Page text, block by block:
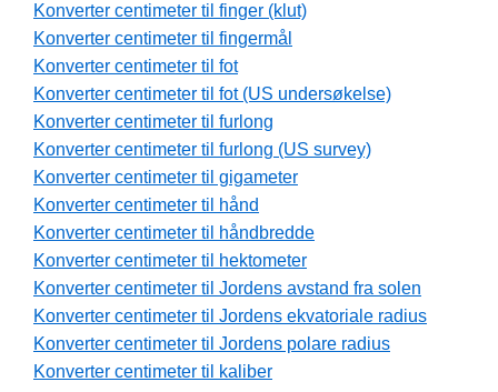
Konverter centimeter til finger (klut)
Konverter centimeter til fingermål
Konverter centimeter til fot
Konverter centimeter til fot (US undersøkelse)
Konverter centimeter til furlong
Konverter centimeter til furlong (US survey)
Konverter centimeter til gigameter
Konverter centimeter til hånd
Konverter centimeter til håndbredde
Konverter centimeter til hektometer
Konverter centimeter til Jordens avstand fra solen
Konverter centimeter til Jordens ekvatoriale radius
Konverter centimeter til Jordens polare radius
Konverter centimeter til kaliber